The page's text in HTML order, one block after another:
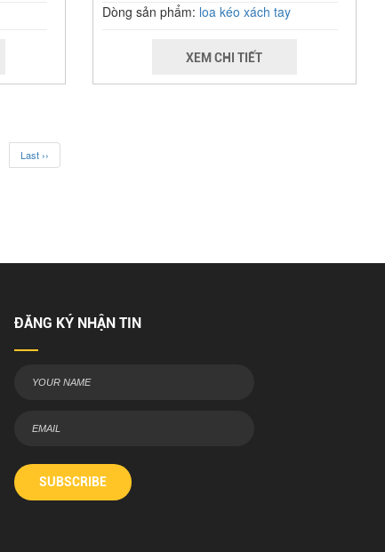
Dòng sản phẩm: loa kéo xách tay
XEM CHI TIẾT
Last ››
ĐĂNG KÝ NHẬN TIN
SUBSCRIBE